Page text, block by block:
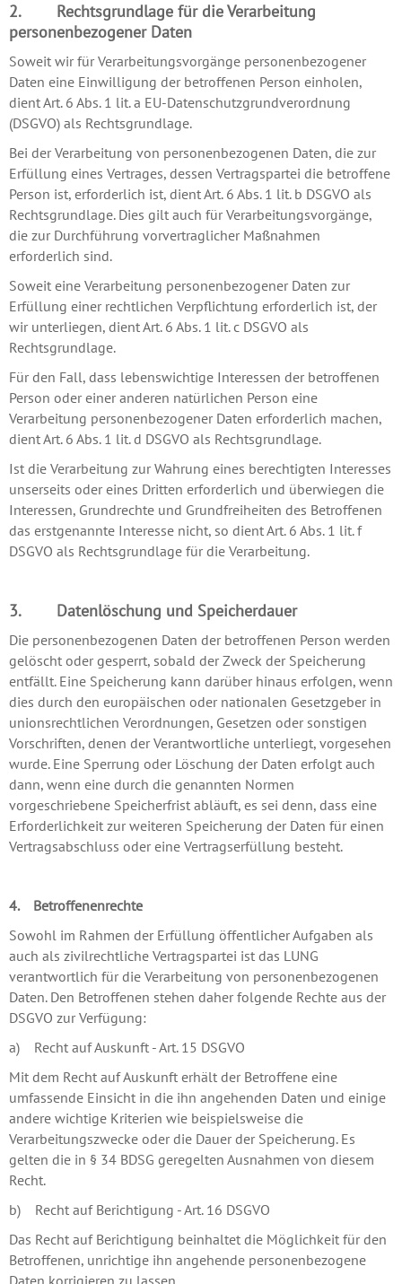
2. Rechtsgrundlage für die Verarbeitung
personenbezogener Daten
Soweit wir für Verarbeitungsvorgänge personenbezogener
Daten eine Einwilligung der betroffenen Person einholen,
dient Art. 6 Abs. 1 lit. a EU-Datenschutzgrundverordnung
(DSGVO) als Rechtsgrundlage.
Bei der Verarbeitung von personenbezogenen Daten, die zur
Erfüllung eines Vertrages, dessen Vertragspartei die betroffene
Person ist, erforderlich ist, dient Art. 6 Abs. 1 lit. b DSGVO als
Rechtsgrundlage. Dies gilt auch für Verarbeitungsvorgänge,
die zur Durchführung vorvertraglicher Maßnahmen
erforderlich sind.
Soweit eine Verarbeitung personenbezogener Daten zur
Erfüllung einer rechtlichen Verpflichtung erforderlich ist, der
wir unterliegen, dient Art. 6 Abs. 1 lit. c DSGVO als
Rechtsgrundlage.
Für den Fall, dass lebenswichtige Interessen der betroffenen
Person oder einer anderen natürlichen Person eine
Verarbeitung personenbezogener Daten erforderlich machen,
dient Art. 6 Abs. 1 lit. d DSGVO als Rechtsgrundlage.
Ist die Verarbeitung zur Wahrung eines berechtigten Interesses
unserseits oder eines Dritten erforderlich und überwiegen die
Interessen, Grundrechte und Grundfreiheiten des Betroffenen
das erstgenannte Interesse nicht, so dient Art. 6 Abs. 1 lit. f
DSGVO als Rechtsgrundlage für die Verarbeitung.
3. Datenlöschung und Speicherdauer
Die personenbezogenen Daten der betroffenen Person werden
gelöscht oder gesperrt, sobald der Zweck der Speicherung
entfällt. Eine Speicherung kann darüber hinaus erfolgen, wenn
dies durch den europäischen oder nationalen Gesetzgeber in
unionsrechtlichen Verordnungen, Gesetzen oder sonstigen
Vorschriften, denen der Verantwortliche unterliegt, vorgesehen
wurde. Eine Sperrung oder Löschung der Daten erfolgt auch
dann, wenn eine durch die genannten Normen
vorgeschriebene Speicherfrist abläuft, es sei denn, dass eine
Erforderlichkeit zur weiteren Speicherung der Daten für einen
Vertragsabschluss oder eine Vertragserfüllung besteht.
4. Betroffenenrechte
Sowohl im Rahmen der Erfüllung öffentlicher Aufgaben als
auch als zivilrechtliche Vertragspartei ist das LUNG
verantwortlich für die Verarbeitung von personenbezogenen
Daten. Den Betroffenen stehen daher folgende Rechte aus der
DSGVO zur Verfügung:
a) Recht auf Auskunft - Art. 15 DSGVO
Mit dem Recht auf Auskunft erhält der Betroffene eine
umfassende Einsicht in die ihn angehenden Daten und einige
andere wichtige Kriterien wie beispielsweise die
Verarbeitungszwecke oder die Dauer der Speicherung. Es
gelten die in § 34 BDSG geregelten Ausnahmen von diesem
Recht.
b) Recht auf Berichtigung - Art. 16 DSGVO
Das Recht auf Berichtigung beinhaltet die Möglichkeit für den
Betroffenen, unrichtige ihn angehende personenbezogene
Daten korrigieren zu lassen.